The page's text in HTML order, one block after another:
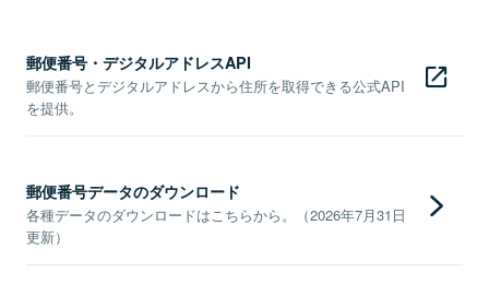
郵便番号・デジタルアドレスAPI
郵便番号とデジタルアドレスから住所を取得できる公式API
を提供。
郵便番号データのダウンロード
各種データのダウンロードはこちらから。（2026年7月31日
更新）